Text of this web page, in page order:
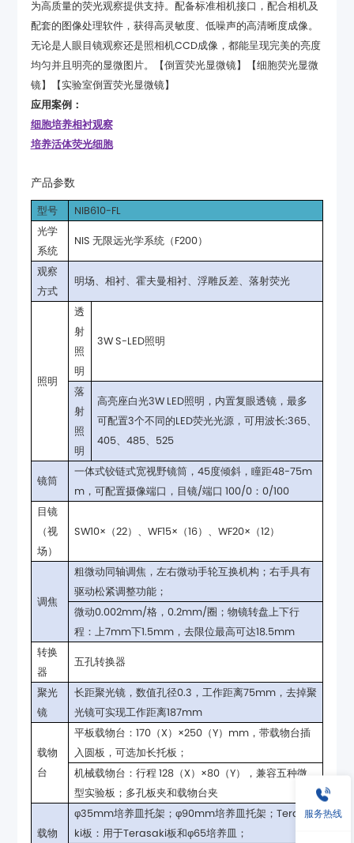
镜】【实验室倒置荧光显微镜】
应用案例：
细胞培养相衬观察
培养活体荧光细胞
产品参数
型号 NIB610-FL
系统
NIS 无限远光学系统（F200）
方式
明场、相衬、霍夫曼相衬、浮雕反差、落射荧光
照明
明
3W S-LED照明
明
405、485、525
镜筒
m，可配置摄像端口，目镜/端口 100/0：0/100
场）
SW10×（22）、WF15×（16）、WF20×（12）
调焦
驱动松紧调整功能；
程：上7mm下1.5mm，去限位最高可达18.5mm
器
五孔转换器
镜 光镜可实现工作距离187mm
台
入圆板，可选加长托板；
型实验板；多孔板夹和载物台夹
ki板：用于Terasaki板和φ65培养皿；
服务热线